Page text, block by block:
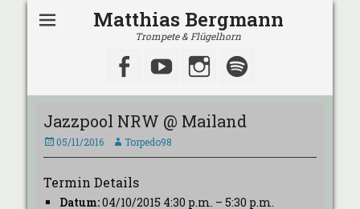
Matthias Bergmann
Trompete & Flügelhorn
Facebook
YouTubeInstagram
Jazzpool NRW @ Mailand
Veröffentlicht
am
05/11/2016 AutorTorpedo98
Termin Details
Datum:04/10/2015 4:30 p.m. – 5:30 p.m.